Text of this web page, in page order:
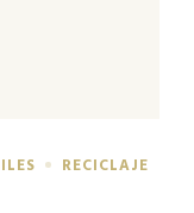
RECICLAJE